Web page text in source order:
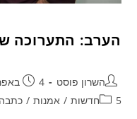
הערב: התערוכה
השרון פוסט
4 באפריל 2022
5חדשות
/ אמנות /